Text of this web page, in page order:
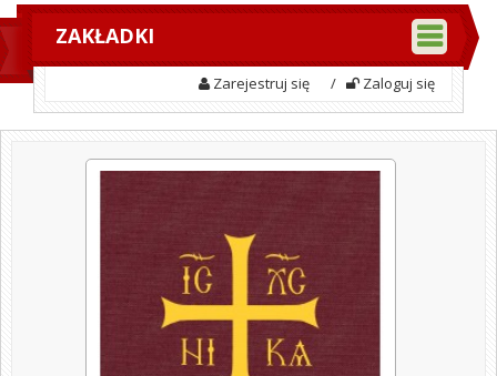
ZAKŁADKI
Zarejestruj się / Zaloguj się